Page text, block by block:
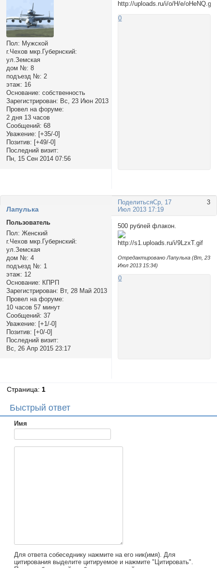
Пол: Мужской
г.Чехов мкр.Губернский:
ул.Земская
дом №: 8
подъезд №: 2
этаж: 16
Основание: собственность
Зарегистрирован: Вс, 23 Июн 2013
Провел на форуме:
2 дня 13 часов
Сообщений: 68
Уважение: [+35/-0]
Позитив: [+49/-0]
Последний визит:
Пн, 15 Сен 2014 07:56
0
Поделиться 3
Ср, 17
Июл 2013 17:19
Лапулька
Пользователь
Пол: Женский
г.Чехов мкр.Губернский:
ул.Земская
дом №: 4
подъезд №: 1
этаж: 12
Основание: КПРП
Зарегистрирован: Вт, 28 Май 2013
Провел на форуме:
10 часов 57 минут
Сообщений: 37
Уважение: [+1/-0]
Позитив: [+0/-0]
Последний визит:
Вс, 26 Апр 2015 23:17
500 рублей флакон.
Отредактировано Лапулька (Вт, 23
Июл 2013 15:34)
0
Страница:1
Быстрый ответ
Имя
Для ответа собеседнику нажмите на его ник(имя). Для
цитирования выделите цитируемое и нажмите "Цитировать".